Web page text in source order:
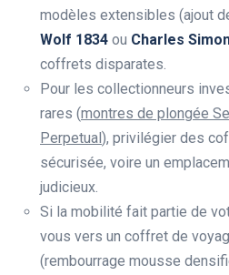
modèles extensibles (ajout
Wolf 1834 ou Charles
coffrets disparates.
Pour les collectionneurs
rares (montres de plongée
Perpetual), privilégier des
sécurisée, voire un
judicieux.
Si la mobilité fait partie de
vous vers un coffret de
(rembourrage mousse